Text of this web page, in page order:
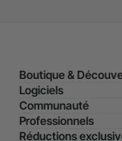
Boutique &
Logiciels
Communauté
Professionnels
Réductions